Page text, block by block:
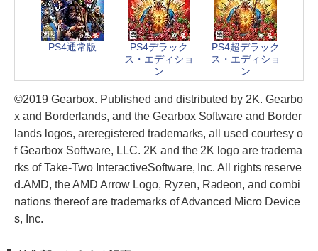
PS4通常版
PS4デラック
ス・エディショ
ン
PS4超デラック
ス・エディショ
ン
©2019 Gearbox. Published and distributed by 2K. Gearbo
x and Borderlands, and the Gearbox Software and Border
lands logos, areregistered trademarks, all used courtesy o
f Gearbox Software, LLC. 2K and the 2K logo are tradema
rks of Take-Two InteractiveSoftware, Inc. All rights reserve
d.AMD, the AMD Arrow Logo, Ryzen, Radeon, and combi
nations thereof are trademarks of Advanced Micro Device
s, Inc.